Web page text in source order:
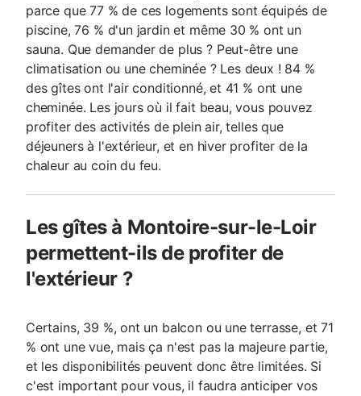
parce que 77 % de ces logements sont équipés de
piscine, 76 % d'un jardin et même 30 % ont un
sauna. Que demander de plus ? Peut-être une
climatisation ou une cheminée ? Les deux ! 84 %
des gîtes ont l'air conditionné, et 41 % ont une
cheminée. Les jours où il fait beau, vous pouvez
profiter des activités de plein air, telles que
déjeuners à l'extérieur, et en hiver profiter de la
chaleur au coin du feu.
Les gîtes à Montoire-sur-le-Loir
permettent-ils de profiter de
l'extérieur ?
Certains, 39 %, ont un balcon ou une terrasse, et 71
% ont une vue, mais ça n'est pas la majeure partie,
et les disponibilités peuvent donc être limitées. Si
c'est important pour vous, il faudra anticiper vos